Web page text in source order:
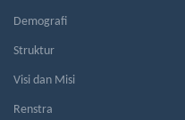
Demografi
Struktur
Visi dan Misi
Renstra